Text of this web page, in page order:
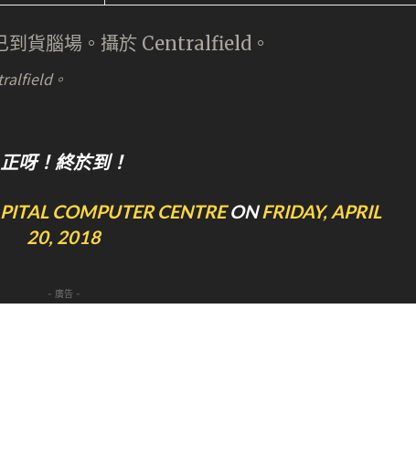
。
正呀！終於到！
COMPUTER CENTREONFRIDAY, APRIL
20, 2018
- 廣告 -